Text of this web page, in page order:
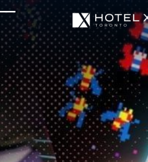
Parking Et Transport
FAQ
Blog
Galerie
Carrières
Avis
Médias Et Presse